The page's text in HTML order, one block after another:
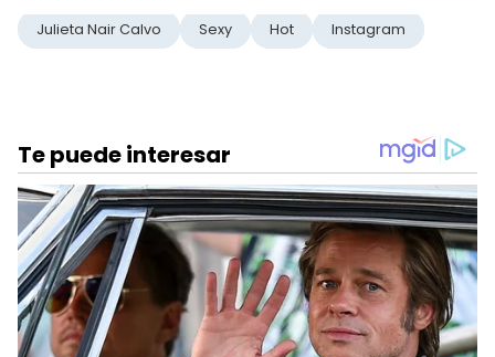
Julieta Nair Calvo Sexy Hot Instagram